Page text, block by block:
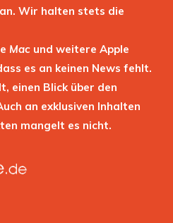
Wir halten stets die
Mac und weitere Apple
es an keinen News fehlt.
einen Blick über den
an exklusiven Inhalten
mangelt es nicht.